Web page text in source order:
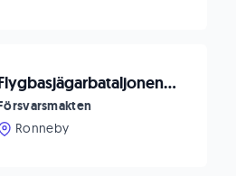
Flygbasjägarbataljonen söker specialistläkare på deltid
Ronneby